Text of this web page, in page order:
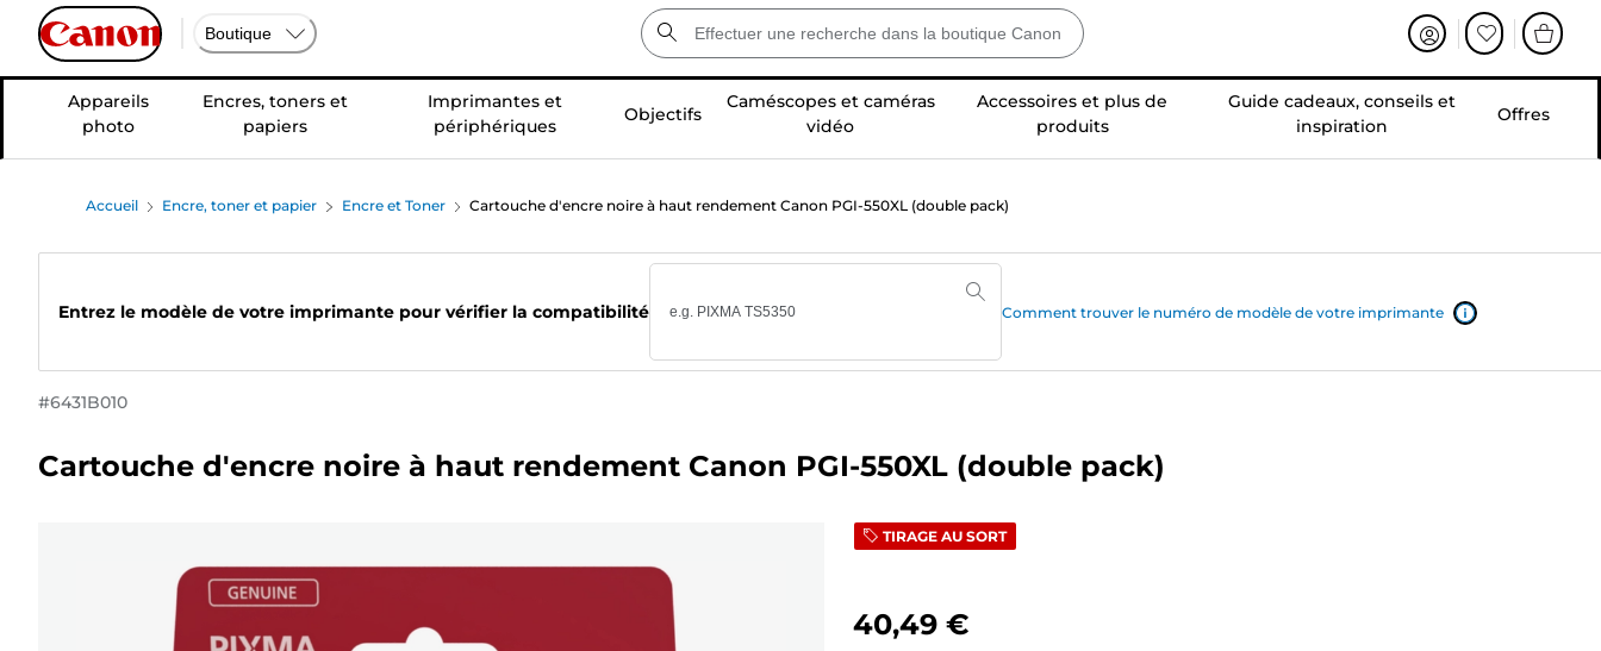
Boutique
Appareils
photo
Encres, toners et
papiers
Imprimantes et
périphériques
Objectifs
Caméscopes et caméras
vidéo
Accessoires et plus de
produits
Guide cadeaux, conseils et
inspiration
Offres
Accueil Encre, toner et papier Encre et Toner Cartouche d'encre noire à haut rendement Canon PGI-550XL (double pack)
Entrez le modèle de votre imprimante pour vérifier la compatibilité Comment trouver le numéro de modèle de votre imprimante
#6431B010
Cartouche d'encre noire à haut rendement Canon PGI-550XL (double pack)
TIRAGE AU SORT
40,49 €